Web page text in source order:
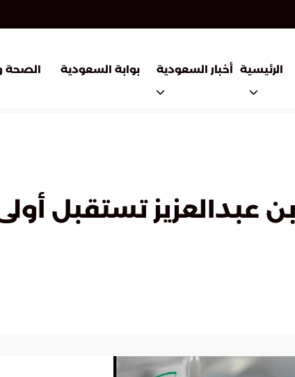
الرئيسية أخبار السعودية بوابة السعودية الصحة
عبدالعزيز تستقبل